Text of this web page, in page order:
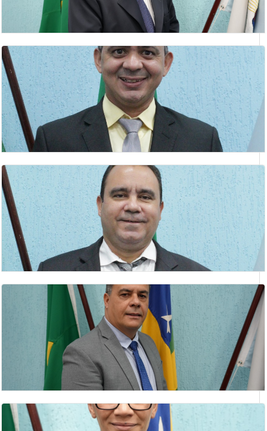
GILMAR ANTÔNIO NETO
Lider do Prefeito
HELSON BARBOSA DE SOUZA
Vereador(a)
IDELVAN EVANGELISTA DO NASCIMENTO
Vice- Presidente